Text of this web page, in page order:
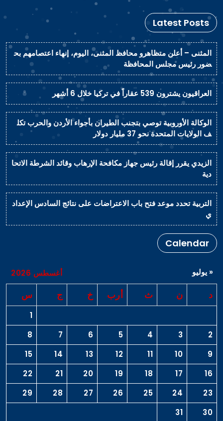
Latest Posts
المثنى – أعلن متظاهرو محافظ المثنى، اليوم، إنهاء اعتصامهم بح
ضور رئيس مجلس المحافظة
العراقيون يشترون 539 عقاراً في تركيا خلال 6 أشهر
الوكالة الأوروبية توصي بتجنب الطيران بأجواء الأردن والحرب تكل
ف الولايات المتحدة نحو 37 مليار دولار
الزيدي يقرر إقالة رئيس جهاز مكافحة الإرهاب وقائد الشرطة الاتحا
دية
التربية تحدد موعد فتح باب الاعتراضات على نتائج السادس الإعداد
ي
Calendar
أغسطس 2026
د ن ث أرب خ ج س
1
2
3
4
5
6
7
8
9
10
11
12
13
14
15
16
17
18
19
20
21
22
23
24
25
26
27
28
29
30
31
« يوليو